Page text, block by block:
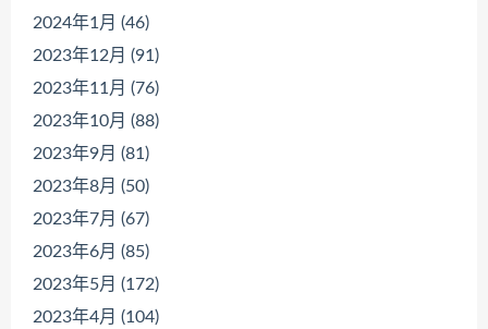
2024年1月 (46)
2023年12月 (91)
2023年11月 (76)
2023年10月 (88)
2023年9月 (81)
2023年8月 (50)
2023年7月 (67)
2023年6月 (85)
2023年5月 (172)
2023年4月 (104)